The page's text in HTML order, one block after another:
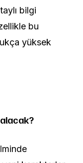
bilgi
bu
yüksek